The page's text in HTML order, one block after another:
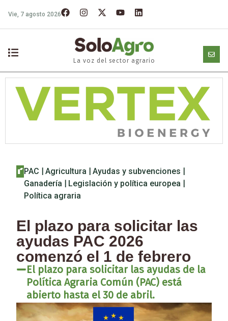
Vie, 7 agosto 2026
La voz del sector agrario
PAC |Agricultura |Ayudas y subvenciones |
Ganadería | Legislación y política europea |
Política agraria
El plazo para solicitar las
ayudas PAC 2026
comenzó el 1 de febrero
El plazo para solicitar las ayudas de la
Política Agraria Común (PAC) está
abierto hasta el 30 de abril.